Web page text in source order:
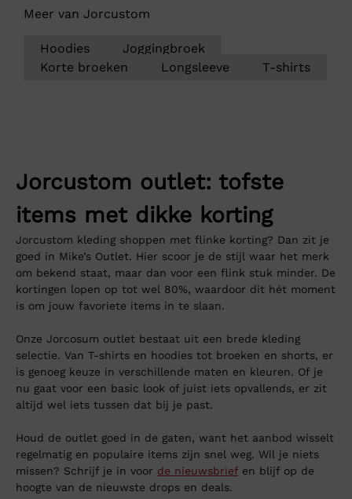
Meer van Jorcustom
Hoodies
Joggingbroek
Korte broeken
Longsleeve T-shirts
Jorcustom outlet: tofste
items met dikke korting
Jorcustom kleding shoppen met flinke korting? Dan zit je
goed in Mike’s Outlet. Hier scoor je de stijl waar het merk
om bekend staat, maar dan voor een flink stuk minder. De
kortingen lopen op tot wel 80%, waardoor dit hét moment
is om jouw favoriete items in te slaan.
Onze Jorcosum outlet bestaat uit een brede kleding
selectie. Van T-shirts en hoodies tot broeken en shorts, er
is genoeg keuze in verschillende maten en kleuren. Of je
nu gaat voor een basic look of juist iets opvallends, er zit
altijd wel iets tussen dat bij je past.
Houd de outlet goed in de gaten, want het aanbod wisselt
regelmatig en populaire items zijn snel weg. Wil je niets
missen? Schrijf je in voor de nieuwsbrief en blijf op de
hoogte van de nieuwste drops en deals.